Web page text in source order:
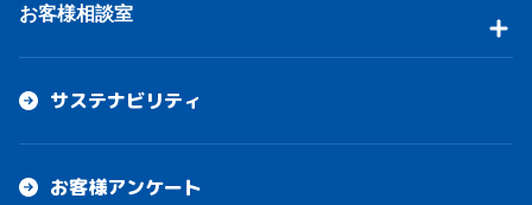
お客様相談室
サステナビリティ
お客様アンケート